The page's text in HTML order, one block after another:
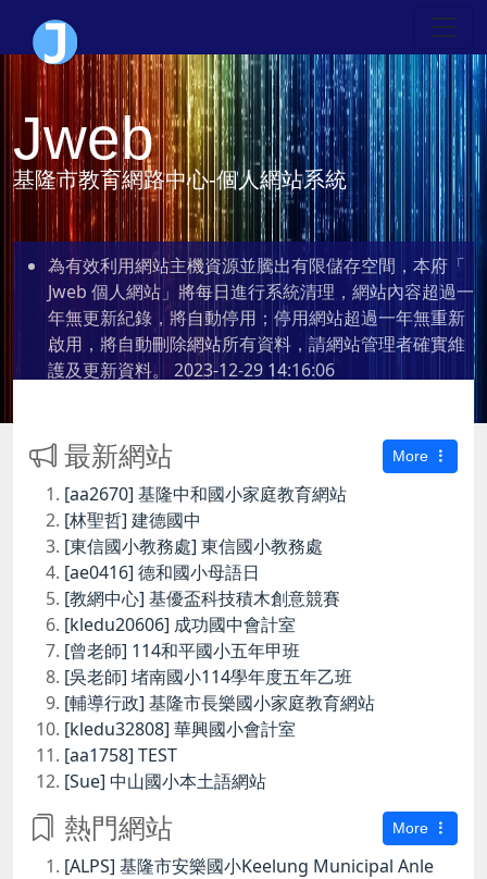
Jweb
基隆市教育網路中心-個人網站系統
為有效利用網站主機資源並騰出有限儲存空間，本府「
Jweb 個人網站」將每日進行系統清理，網站內容超過一
年無更新紀錄，將自動停用；停用網站超過一年無重新
啟用，將自動刪除網站所有資料，請網站管理者確實維
護及更新資料。 2023-12-29 14:16:06
最新網站 More
[aa2670] 基隆中和國小家庭教育網站
[林聖哲] 建德國中
[東信國小教務處] 東信國小教務處
[ae0416] 德和國小母語日
[教網中心] 基優盃科技積木創意競賽
[kledu20606] 成功國中會計室
[曾老師] 114和平國小五年甲班
[吳老師] 堵南國小114學年度五年乙班
[輔導行政] 基隆市長樂國小家庭教育網站
[kledu32808] 華興國小會計室
[aa1758] TEST
[Sue] 中山國小本土語網站
熱門網站 More
[ALPS] 基隆市安樂國小Keelung Municipal Anle